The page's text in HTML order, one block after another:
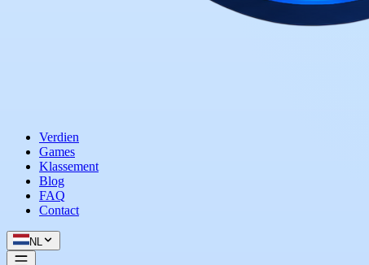
Verdien
Games
Klassement
Blog
FAQ
Contact
NL